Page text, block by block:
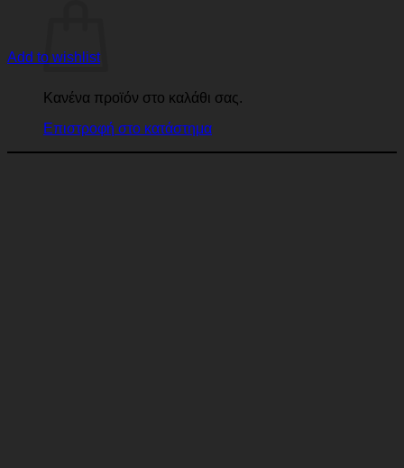
Κανένα προϊόν στο καλάθι σας.
Επιστροφή στο κατάστημα
Add to wishlist